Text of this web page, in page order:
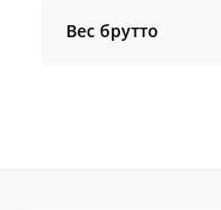
Вес брутто